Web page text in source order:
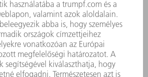
3628576045
08.00 - 16.30
szerszam@hu.trumpf.com
KAPCSOLAT
Alkatrész
3628576035
08.00 - 16.30